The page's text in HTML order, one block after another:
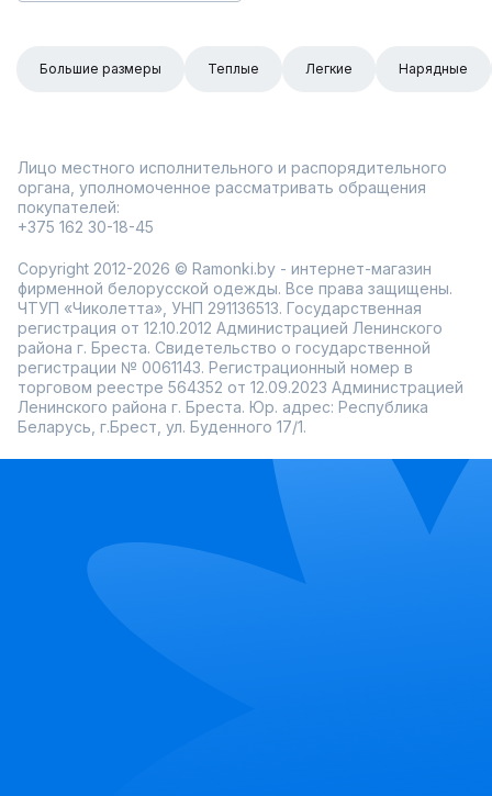
Большие размеры Теплые Легкие Нарядные
Лицо местного исполнительного и распорядительного
органа, уполномоченное рассматривать обращения
покупателей:
+375 162 30-18-45
Copyright 2012-2026 © Ramonki.by - интернет-магазин
фирменной белорусской одежды. Все права защищены.
ЧТУП «Чиколетта», УНП 291136513. Государственная
регистрация от 12.10.2012 Администрацией Ленинского
района г. Бреста. Свидетельство о государственной
регистрации № 0061143. Регистрационный номер в
торговом реестре 564352 от 12.09.2023 Администрацией
Ленинского района г. Бреста. Юр. адрес: Республика
Беларусь, г.Брест, ул. Буденного 17/1.